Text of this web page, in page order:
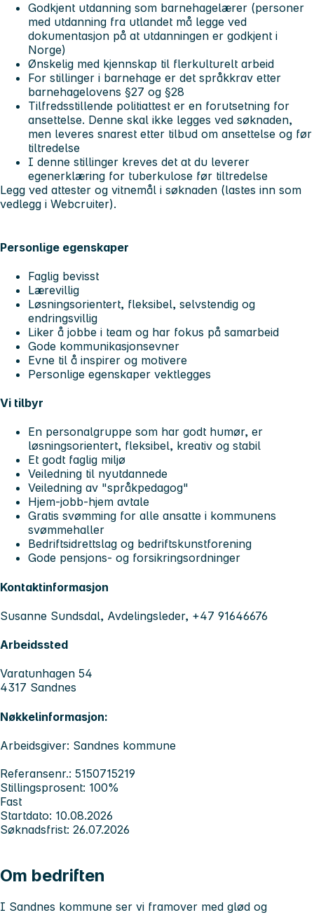
Godkjent utdanning som barnehagelærer (personer
med utdanning fra utlandet må legge ved
dokumentasjon på at utdanningen er godkjent i
Norge)
Ønskelig med kjennskap til flerkulturelt arbeid
For stillinger i barnehage er det språkkrav etter
barnehagelovens §27 og §28
Tilfredsstillende politiattest er en forutsetning for
ansettelse. Denne skal ikke legges ved søknaden,
men leveres snarest etter tilbud om ansettelse og før
tiltredelse
I denne stillinger kreves det at du leverer
egenerklæring for tuberkulose før tiltredelse
Legg ved attester og vitnemål i søknaden (lastes inn som
vedlegg i Webcruiter).
Personlige egenskaper
Faglig bevisst
Lærevillig
Løsningsorientert, fleksibel, selvstendig og
endringsvillig
Liker å jobbe i team og har fokus på samarbeid
Gode kommunikasjonsevner
Evne til å inspirer og motivere
Personlige egenskaper vektlegges
Vi tilbyr
En personalgruppe som har godt humør, er
løsningsorientert, fleksibel, kreativ og stabil
Et godt faglig miljø
Veiledning til nyutdannede
Veiledning av "språkpedagog"
Hjem-jobb-hjem avtale
Gratis svømming for alle ansatte i kommunens
svømmehaller
Bedriftsidrettslag og bedriftskunstforening
Gode pensjons- og forsikringsordninger
Kontaktinformasjon
Susanne Sundsdal, Avdelingsleder, +47 91646676
Arbeidssted
Varatunhagen 54
4317 Sandnes
Nøkkelinformasjon:
Arbeidsgiver: Sandnes kommune
Referansenr.: 5150715219
Stillingsprosent: 100%
Fast
Startdato: 10.08.2026
Søknadsfrist: 26.07.2026
Om bedriften
I Sandnes kommune ser vi framover med glød og